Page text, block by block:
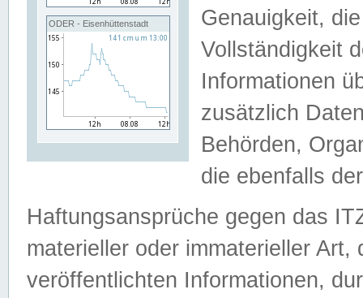
ODER - Eisenhüttenstadt
Genauigkeit,
Vollständigkeit
Informationen
zusätzlich
Behörden,
die ebenfalls
Haftungsansprüche gegen das
materieller oder immaterieller
veröffentlichten Informationen,